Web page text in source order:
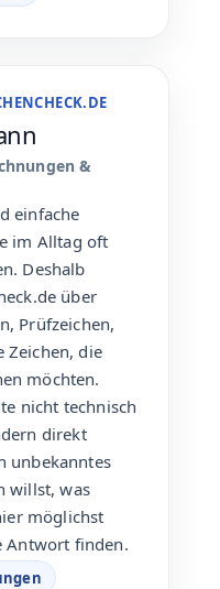
&
einfache
im Alltag oft
Deshalb
über
Prüfzeichen,
Zeichen, die
möchten.
nicht technisch
direkt
unbekanntes
willst, was
möglichst
Antwort finden.